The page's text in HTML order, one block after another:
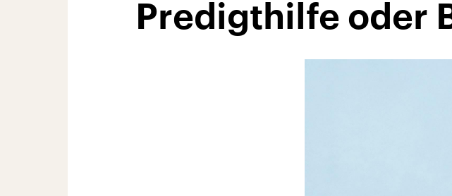
Predigthilfe oder